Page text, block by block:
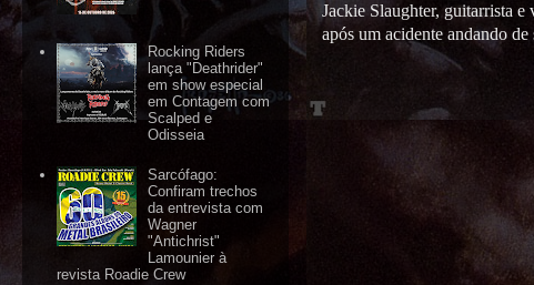
Jackie Slaughter, guitarrista
após um acidente andando
Rocking Riders
lança "Deathrider"
em show especial
em Contagem com
Scalped e
Odisseia
Sarcófago:
Confiram trechos
da entrevista com
Wagner
"Antichrist"
Lamounier à
revista Roadie Crew